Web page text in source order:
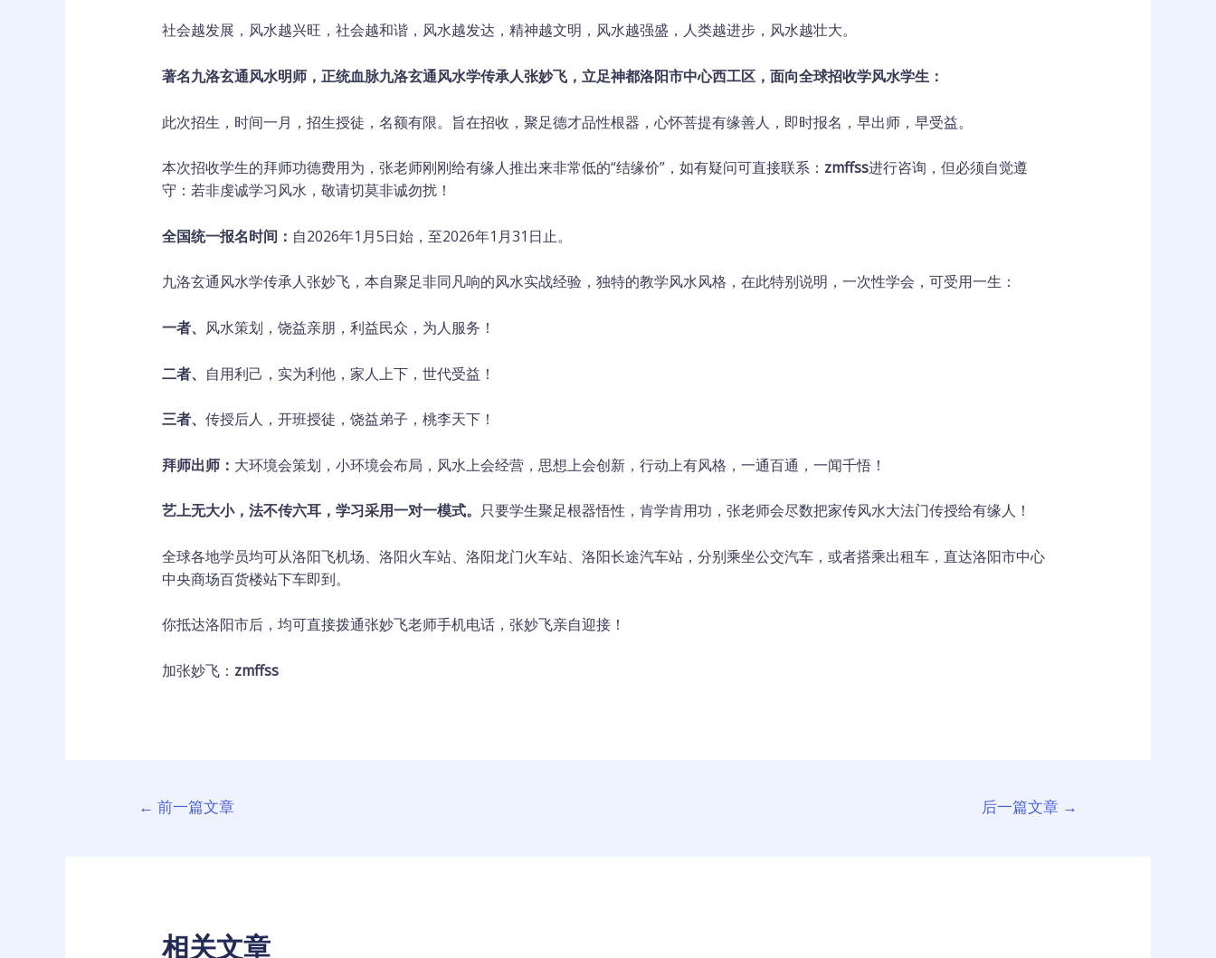
社会越发展，风水越兴旺，社会越和谐，风水越发达，精神越文明，风水越强盛，人类越进步，风水越壮大。
著名九洛玄通风水明师， 正统血脉九洛玄通风水学传承人张妙飞，立足神都洛阳市中心西工区， 面向全球招收学风水学生：
此次招生，时间一月，招生授徒，名额有限。旨在招收，聚足德才品性根器，心怀菩提有缘善人，即时报名，早出师，早受益。
本次招收学生的拜师功德费用为，张老师刚刚给有缘人推出来非常低的“结缘价”，如有疑问可直接联系： zmffss进行咨询，但必须自觉遵
守：若非虔诚学习风水，敬请切莫非诚勿扰！
全国统一报名时间： 自2026年1月5日始，至2026年1月31日止。
九洛玄通风水学传承人张妙飞，本自聚足非同凡响的风水实战经验，独特的教学风水风格，在此特别说明，一次性学会，可受用一生：
一者、 风水策划，饶益亲朋，利益民众，为人服务！
二者、 自用利己，实为利他，家人上下，世代受益！
三者、 传授后人，开班授徒，饶益弟子，桃李天下！
拜师出师： 大环境会策划，小环境会布局，风水上会经营，思想上会创新，行动上有风格，一通百通，一闻千悟！
艺上无大小，法不传六耳，学习采用一对一模式。 只要学生聚足根器悟性，肯学肯用功，张老师会尽数把家传风水大法门传授给有缘人！
全球各地学员均可从洛阳飞机场、洛阳火车站、洛阳龙门火车站、洛阳长途汽车站，分别乘坐公交汽车，或者搭乘出租车，直达洛阳市中心
中央商场百货楼站下车即到。
你抵达洛阳市后，均可直接拨通张妙飞老师手机电话，张妙飞亲自迎接！
加张妙飞： zmffss
← 前一篇文章 后一篇文章 →
相关文章